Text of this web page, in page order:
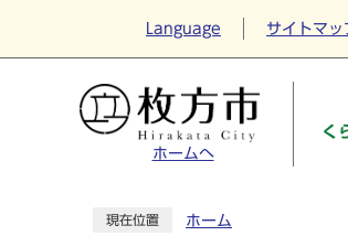
Language サイトマッ
ホームへ
く
現在位置 ホーム